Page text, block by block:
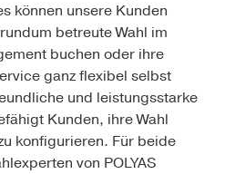
können unsere Kunden
betreute Wahl im
buchen oder ihre
ganz flexibel selbst
und leistungsstarke
Kunden, ihre Wahl
konfigurieren. Für beide
von POLYAS